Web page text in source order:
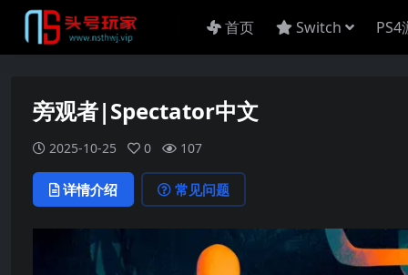
首页 Switch PS4
旁观者|Spectator中文
2025-10-25 0 107
详情介绍 常见问题